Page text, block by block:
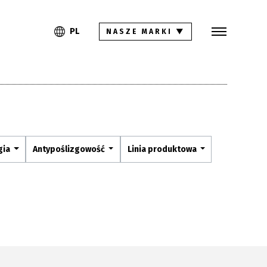
PL
PL NASZE MARKI ▼
Antypoślizgowość Linia produktowa
Inspiracje
Pliki do pobrania
Strefa architekta